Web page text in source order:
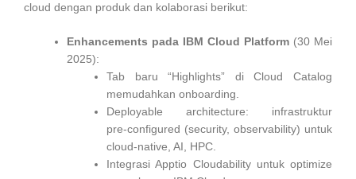
cloud dengan produk dan kolaborasi berikut:
Enhancements pada IBM Cloud Platform (30 Mei
2025):
Tab baru “Highlights” di Cloud Catalog
memudahkan onboarding.
Deployable architecture: infrastruktur
pre‑configured (security, observability) untuk
cloud-native, AI, HPC.
Integrasi Apptio Cloudability untuk optimize